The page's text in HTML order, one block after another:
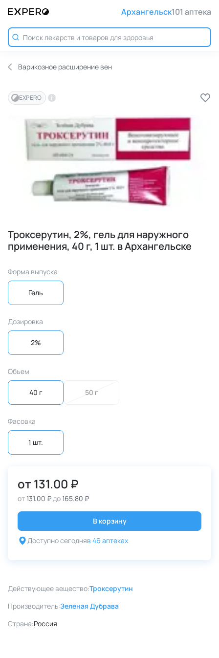
Архангельск101 аптека
Варикозное расширение вен
EXPERO
Троксерутин, 2%, гель для наружного
применения, 40 г, 1 шт. в Архангельске
Форма выпуска
Гель
Дозировка
2%
Объем
40 г 50 г
Фасовка
1 шт.
от 131.00 ₽
от131.00 ₽до165.80 ₽
В корзину
Доступно сегодняв 46 аптеках
Действующее вещество:Троксерутин
Производитель:Зеленая Дубрава
Страна:Россия